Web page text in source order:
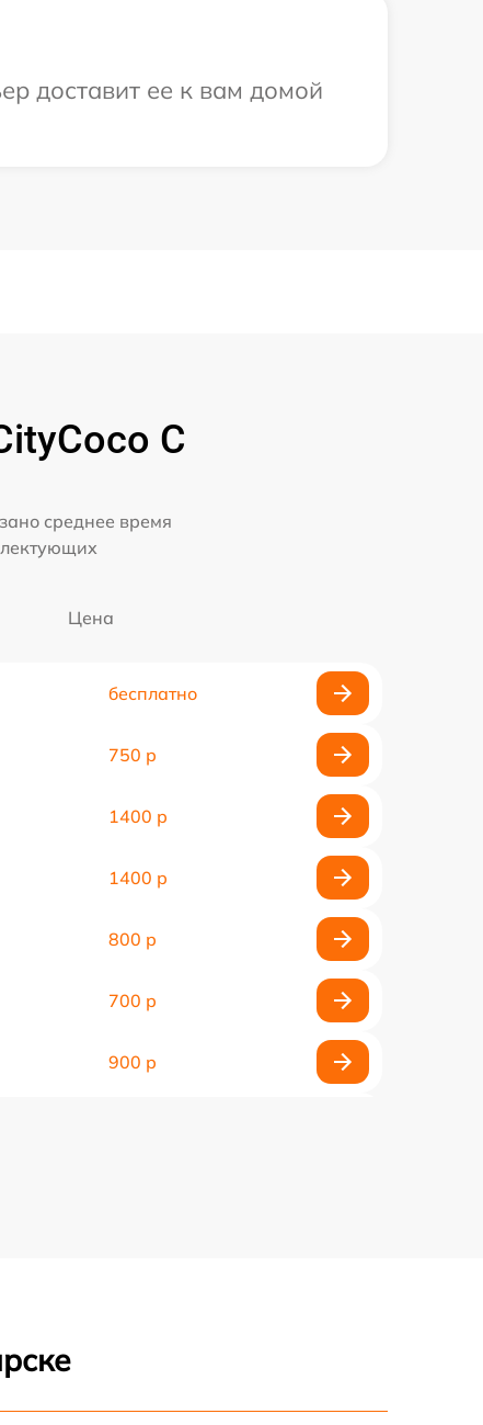
доставит ее к вам домой
C
среднее время
Цена
бесплатно
750 р
1400 р
1400 р
800 р
700 р
900 р